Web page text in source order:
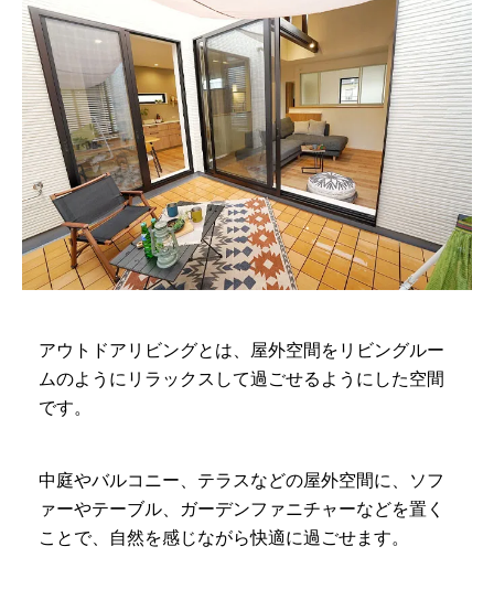
アウトドアリビングとは、屋外空間をリビングルー
ムのようにリラックスして過ごせるようにした空間
です。
中庭やバルコニー、テラスなどの屋外空間に、ソフ
ァーやテーブル、ガーデンファニチャーなどを置く
ことで、自然を感じながら快適に過ごせます。